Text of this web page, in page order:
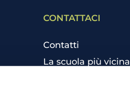
CONTATTACI
Contatti
La scuola più vicina